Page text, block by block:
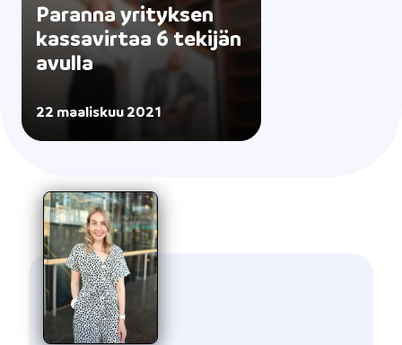
Paranna yrityksen
kassavirtaa 6 tekijän
avulla
22 maaliskuu 2021